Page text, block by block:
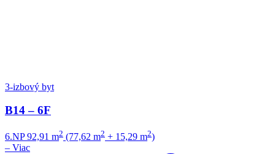
3-izbový byt
B14 – 6F
6.NP 92,91 m2 (77,62 m2 + 15,29 m2)
– Viac